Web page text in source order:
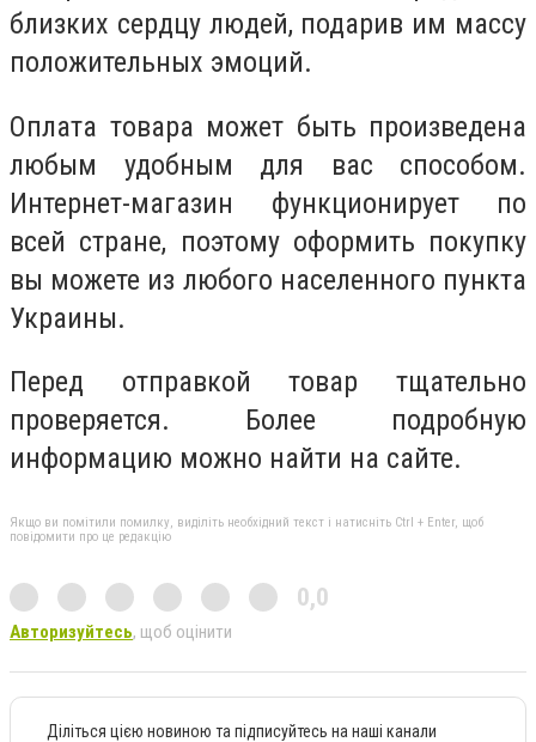
близких сердцу людей, подарив им массу
положительных эмоций.
Оплата товара может быть произведена
любым удобным для вас способом.
Интернет-магазин функционирует по
всей стране, поэтому оформить покупку
вы можете из любого населенного пункта
Украины.
Перед отправкой товар тщательно
проверяется. Более подробную
информацию можно найти на сайте.
Якщо ви помітили помилку, виділіть необхідний текст і натисніть Ctrl + Enter, щоб
повідомити про це редакцію
0,0
Авторизуйтесь, щоб оцінити
Діліться цією новиною та підписуйтесь на наші канали